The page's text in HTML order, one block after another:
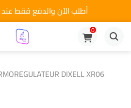
أطلب الآن والدفع فقط عند
0
DIXELL XR06